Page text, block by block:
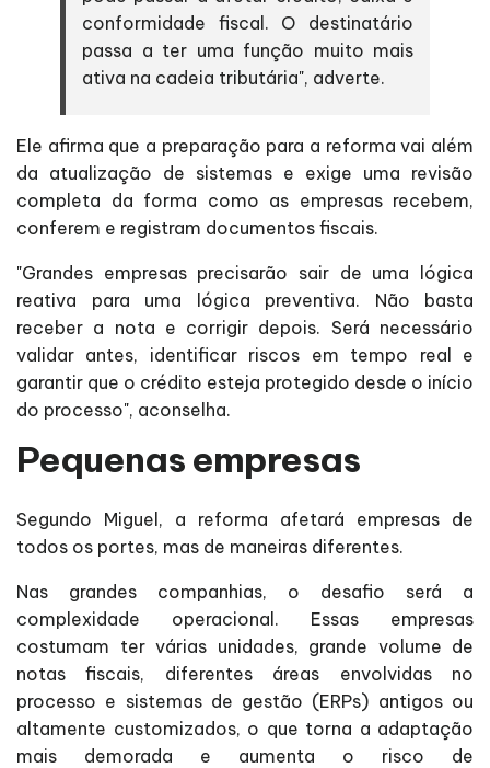
conformidade fiscal. O destinatário
passa a ter uma função muito mais
ativa na cadeia tributária", adverte.
Ele afirma que a preparação para a reforma vai além
da atualização de sistemas e exige uma revisão
completa da forma como as empresas recebem,
conferem e registram documentos fiscais.
"Grandes empresas precisarão sair de uma lógica
reativa para uma lógica preventiva. Não basta
receber a nota e corrigir depois. Será necessário
validar antes, identificar riscos em tempo real e
garantir que o crédito esteja protegido desde o início
do processo", aconselha.
Pequenas empresas
Segundo Miguel, a reforma afetará empresas de
todos os portes, mas de maneiras diferentes.
Nas grandes companhias, o desafio será a
complexidade operacional. Essas empresas
costumam ter várias unidades, grande volume de
notas fiscais, diferentes áreas envolvidas no
processo e sistemas de gestão (ERPs) antigos ou
altamente customizados, o que torna a adaptação
mais demorada e aumenta o risco de